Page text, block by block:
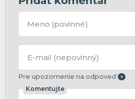
Meno (povinné)
E-mail (nepovinný)
Pre upozornenie na odpoveď
Komentujte